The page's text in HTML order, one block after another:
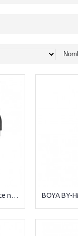
BOYA BY-DM2 Micro cravate numérique omnidirectionnel USB Type-C